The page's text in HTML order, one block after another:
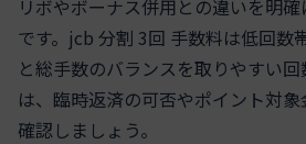
リボやボーナス併用との違いを明
です。jcb 分割 3回 手数料は低回数
と総手数のバランスを取りやすい
は、臨時返済の可否やポイント対
確認しましょう。